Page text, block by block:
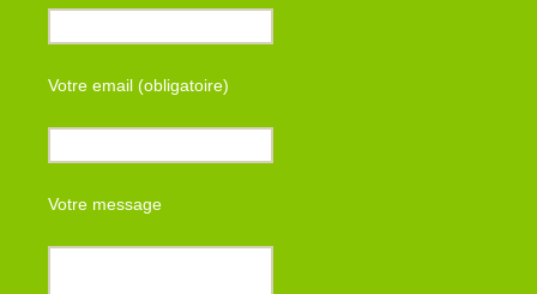
Votre email (obligatoire)
Votre message